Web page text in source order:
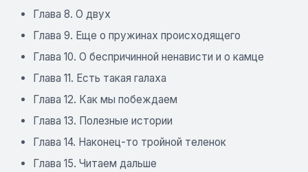
Глава 8. О двух
Глава 9. Еще о пружинах происходящего
Глава 10. О беспричинной ненависти и о камце
Глава 11. Есть такая галаха
Глава 12. Как мы побеждаем
Глава 13. Полезные истории
Глава 14. Наконец-то тройной теленок
Глава 15. Читаем дальше